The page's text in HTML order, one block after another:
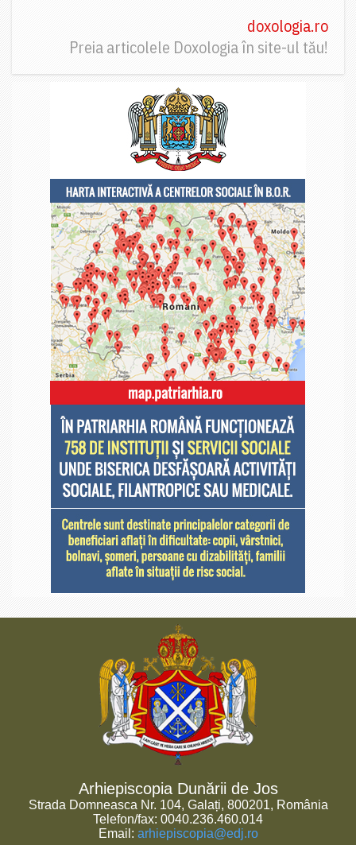
doxologia.ro
Preia articolele Doxologia în site-ul tău!
Arhiepiscopia Dunării de Jos
Strada Domneasca Nr. 104, Galați, 800201, România
Telefon/fax: 0040.236.460.014
Email: arhiepiscopia@edj.ro